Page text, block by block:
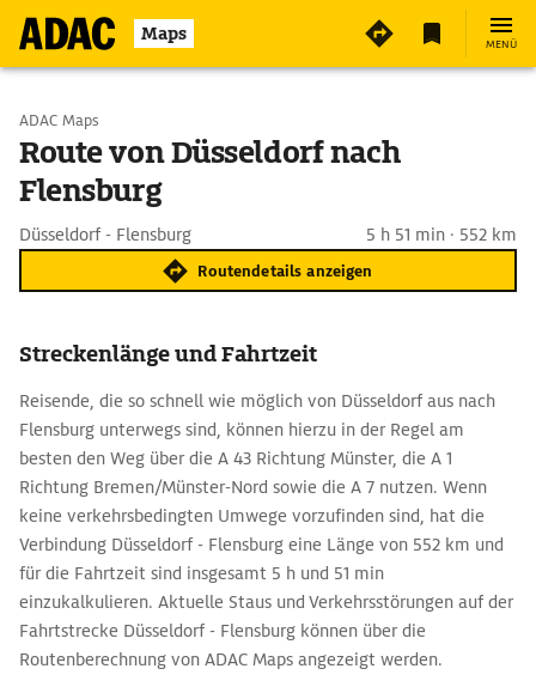
Maps MENÜ
Start wählen
Ziel eingeben
ADAC Maps
Route von Düsseldorf nach
Flensburg
Düsseldorf - Flensburg 5 h 51 min · 552 km
Routendetails anzeigen
Streckenlänge und Fahrtzeit
Reisende, die so schnell wie möglich von Düsseldorf aus nach
Flensburg unterwegs sind, können hierzu in der Regel am
besten den Weg über die A 43 Richtung Münster, die A 1
Richtung Bremen/Münster-Nord sowie die A 7 nutzen. Wenn
keine verkehrsbedingten Umwege vorzufinden sind, hat die
Verbindung Düsseldorf - Flensburg eine Länge von 552 km und
für die Fahrtzeit sind insgesamt 5 h und 51 min
einzukalkulieren. Aktuelle Staus und Verkehrsstörungen auf der
Fahrtstrecke Düsseldorf - Flensburg können über die
Routenberechnung von ADAC Maps angezeigt werden.